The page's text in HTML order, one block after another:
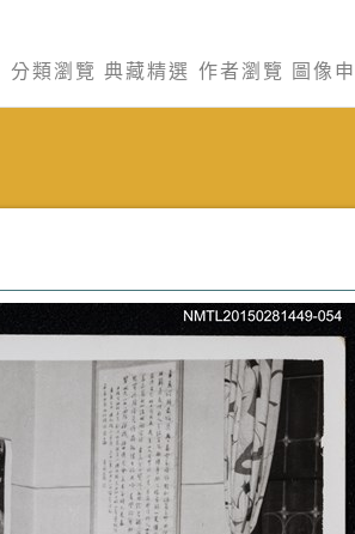
分類瀏覽 典藏精選 作者瀏覽 圖像